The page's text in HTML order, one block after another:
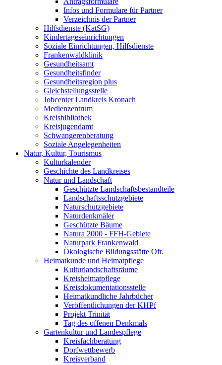
Infos und Formulare für Partner
Verzeichnis der Partner
Hilfsdienste (KatSG)
Kindertageseinrichtungen
Soziale Einrichtungen, Hilfsdienste
Frankenwaldklinik
Gesundheitsamt
Gesundheitsfinder
Gesundheitsregion plus
Gleichstellungsstelle
Jobcenter Landkreis Kronach
Medienzentrum
Kreisbibliothek
Kreisjugendamt
Schwangerenberatung
Soziale Angelegenheiten
Natur, Kultur, Tourismus
Kulturkalender
Geschichte des Landkreises
Natur und Landschaft
Geschützte Landschaftsbestandteile
Landschaftsschutzgebiete
Naturschutzgebiete
Naturdenkmäler
Geschützte Bäume
Natura 2000 - FFH-Gebiete
Naturpark Frankenwald
Ökologische Bildungsstätte Ofr.
Heimatkunde und Heimatpflege
Kulturlandschaftsräume
Kreisheimatpflege
Kreisdokumentationsstelle
Heimatkundliche Jahrbücher
Veröffentlichungen der KHPf
Projekt Trinität
Tag des offenen Denkmals
Gartenkultur und Landespflege
Kreisfachberatung
Dorfwettbewerb
Kreisverband